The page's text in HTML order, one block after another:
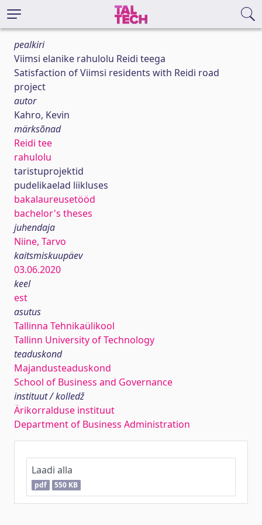
pealkiri
Viimsi elanike rahulolu Reidi teega
Satisfaction of Viimsi residents with Reidi road
project
autor
Kahro, Kevin
märksõnad
Reidi tee
rahulolu
taristuprojektid
pudelikaelad liikluses
bakalaureusetööd
bachelor's theses
juhendaja
Niine, Tarvo
kaitsmiskuupäev
03.06.2020
keel
est
asutus
Tallinna Tehnikaülikool
Tallinn University of Technology
teaduskond
Majandusteaduskond
School of Business and Governance
instituut / kolledž
Ärikorralduse instituut
Department of Business Administration
Laadi alla
pdf 550 KB